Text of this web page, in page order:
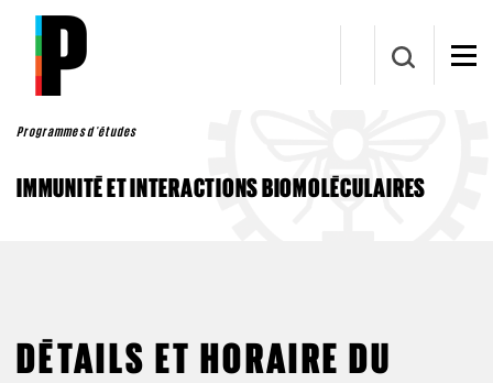
Aller au contenu principal
Programmes d'études
IMMUNITÉ ET INTERACTIONS BIOMOLÉCULAIRES
DÉTAILS ET HORAIRE DU